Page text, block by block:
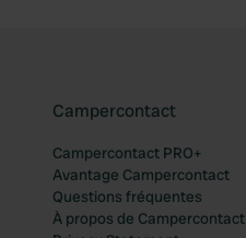
Campercontact
Campercontact PRO+
Avantage Campercontact
Questions fréquentes
À propos de Campercontact